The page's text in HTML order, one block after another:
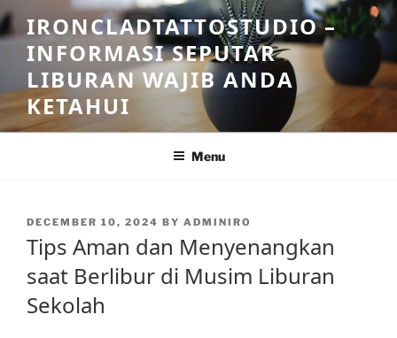
Skip
to
content
IRONCLADTATTOSTUDIO –
INFORMASI SEPUTAR
LIBURAN WAJIB ANDA
KETAHUI
Menu
POSTED
ON
DECEMBER 10, 2024 BY ADMINIRO
Tips Aman dan Menyenangkan
saat Berlibur di Musim Liburan
Sekolah